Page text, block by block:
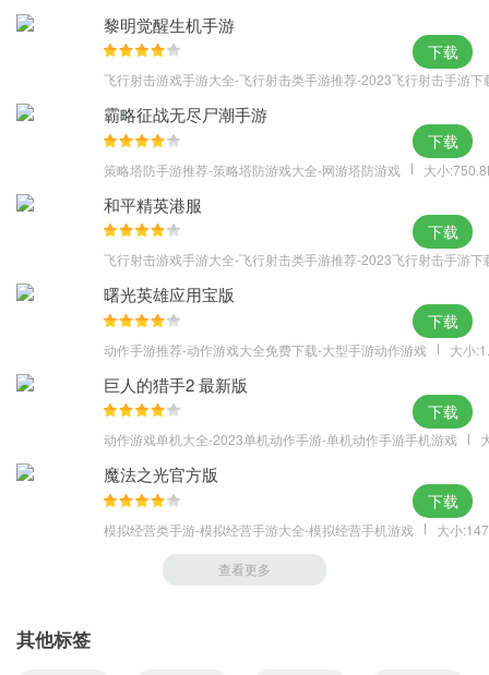
黎明觉醒生机手游
飞行射击游戏手游大全-飞行射击类手游推荐-2023飞行射击手游下
下载
霸略征战无尽尸潮手游
策略塔防手游推荐-策略塔防游戏大全-网游塔防游戏 大小
下载
和平精英港服
飞行射击游戏手游大全-飞行射击类手游推荐-2023飞行射击手游下
下载
曙光英雄应用宝版
动作手游推荐-动作游戏大全免费下载-大型手游动作游戏 大小
下载
巨人的猎手2 最新版
动作游戏单机大全-2023单机动作手游-单机动作手游手机游戏
下载
魔法之光官方版
模拟经营类手游-模拟经营手游大全-模拟经营手机游戏 大小
下载
查看更多
其他标签